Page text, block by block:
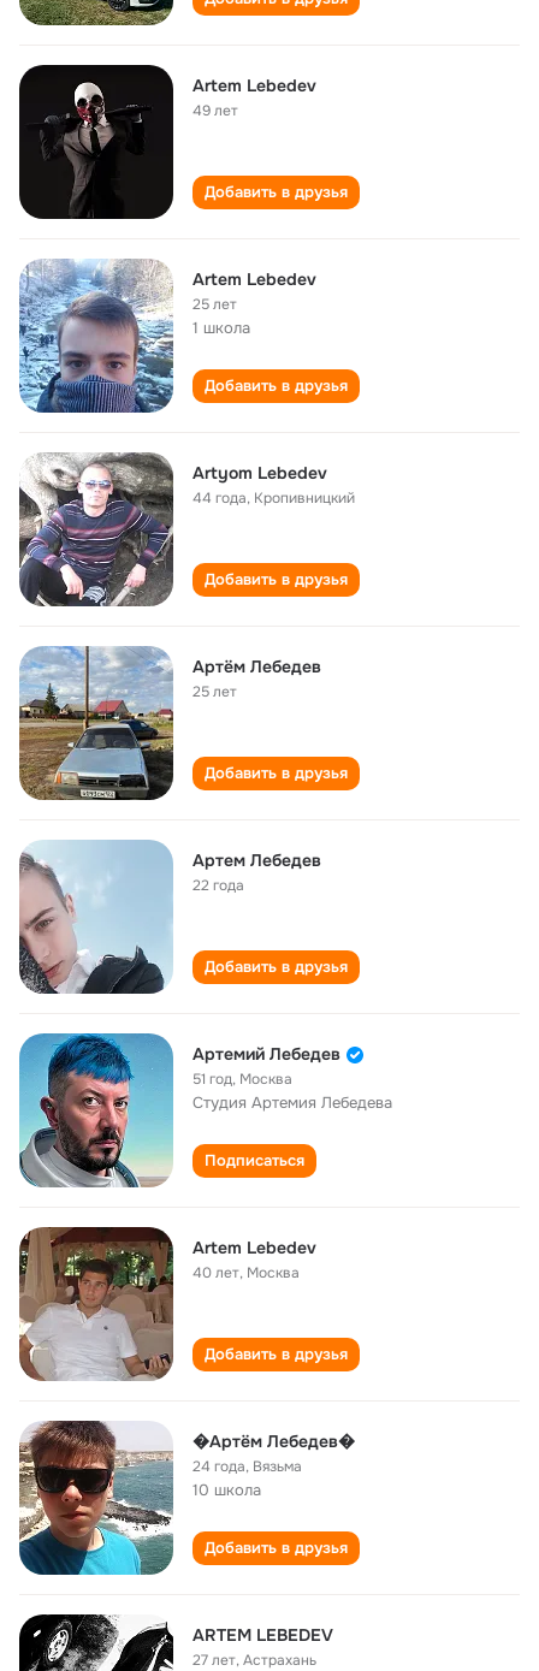
Artem Lebedev
49 лет
Добавить в друзья
Artem Lebedev
25 лет
1 школа
Добавить в друзья
Artyom Lebedev
44 года, Кропивницкий
Добавить в друзья
Артём Лебедев
25 лет
Добавить в друзья
Артем Лебедев
22 года
Добавить в друзья
Артемий Лебедев
51 год, Москва
Студия Артемия Лебедева
Подписаться
Artem Lebedev
40 лет, Москва
Добавить в друзья
�Артём Лебедев�
24 года, Вязьма
10 школа
Добавить в друзья
ARTEM LEBEDEV
27 лет,Астрахань